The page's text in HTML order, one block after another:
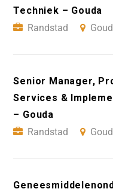
Techniek – Gouda
Randstad
Senior Manager,
Services &
– Gouda
Randstad